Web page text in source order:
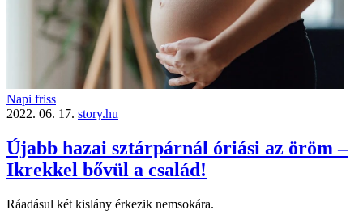
Napi friss
2022. 06. 17. story.hu
Újabb hazai sztárpárnál óriási az öröm –
Ikrekkel bővül a család!
Ráadásul két kislány érkezik nemsokára.